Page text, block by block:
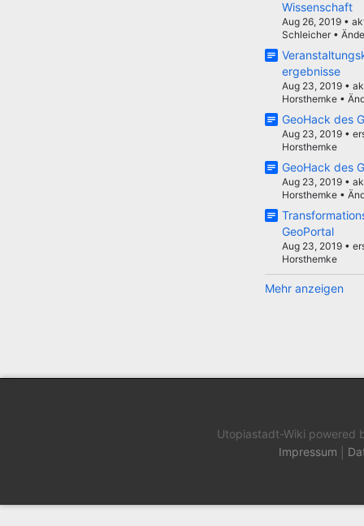
Wissenschaft
Aug 26, 2019 •
Schleicher •
ergebnisse
Aug 23, 2019 •
Horsthemke •
GeoHack des
Aug 23, 2019 •
Horsthemke
GeoHack des
Aug 23, 2019 •
Horsthemke •
GeoPortal
Aug 23, 2019 •
Horsthemke
Mehr anzeigen
Utopiastadt-Wiki powered
Impressum